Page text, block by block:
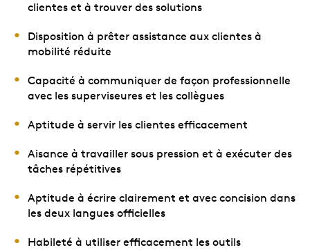
clientes et à trouver des solutions
Disposition à prêter assistance aux clientes à
mobilité réduite
Capacité à communiquer de façon professionnelle
avec les superviseures et les collègues
Aptitude à servir les clientes efficacement
Aisance à travailler sous pression et à exécuter des
tâches répétitives
Aptitude à écrire clairement et avec concision dans
les deux langues officielles
Habileté à utiliser efficacement les outils